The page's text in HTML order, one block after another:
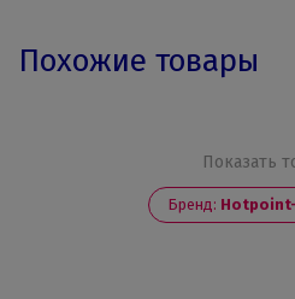
Похожие товары
Показать
Бренд: